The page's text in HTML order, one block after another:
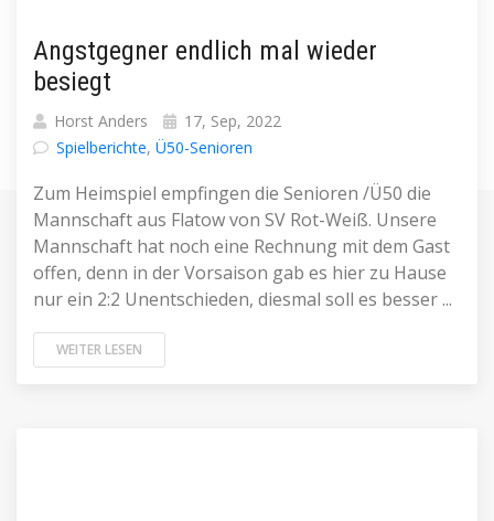
Angstgegner endlich mal wieder
besiegt
Horst Anders
17, Sep, 2022
Spielberichte, Ü50-Senioren
Zum Heimspiel empfingen die Senioren /Ü50 die
Mannschaft aus Flatow von SV Rot-Weiß. Unsere
Mannschaft hat noch eine Rechnung mit dem Gast
offen, denn in der Vorsaison gab es hier zu Hause
nur ein 2:2 Unentschieden, diesmal soll es besser ...
WEITER LESEN